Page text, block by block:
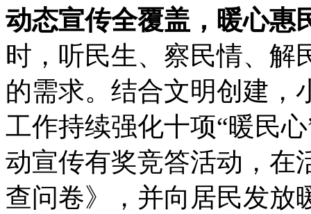
动态宣传全覆盖，暖心惠
时，听民生、察民情、解
的需求。结合文明创建，
工作持续强化十项“暖民
动宣传有奖竞答活动，在
查问卷》，并向居民发放